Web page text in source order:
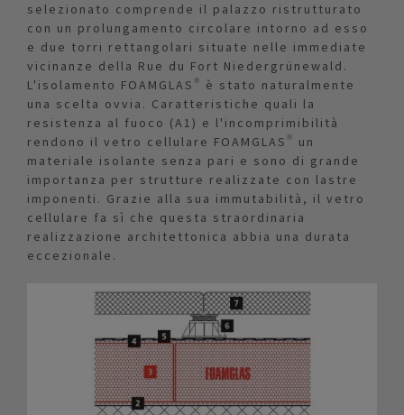
selezionato comprende il palazzo ristrutturato
con un prolungamento circolare intorno ad esso
e due torri rettangolari situate nelle immediate
vicinanze della Rue du Fort Niedergrünewald.
L'isolamento FOAMGLAS® è stato naturalmente
una scelta ovvia. Caratteristiche quali la
resistenza al fuoco (A1) e l'incomprimibilità
rendono il vetro cellulare FOAMGLAS® un
materiale isolante senza pari e sono di grande
importanza per strutture realizzate con lastre
imponenti. Grazie alla sua immutabilità, il vetro
cellulare fa sì che questa straordinaria
realizzazione architettonica abbia una durata
eccezionale.